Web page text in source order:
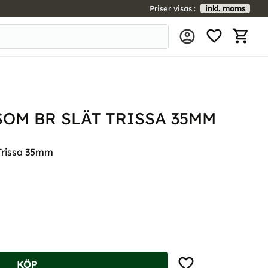
Priser visas inkl. moms
BR SLÄT TRISSA 35MM
35mm
KÖP Lägg till i favoriter